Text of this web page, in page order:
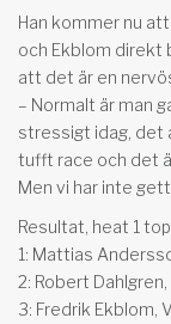
Han kommer nu
och Ekblom direkt
att det är en
– Normalt är man
stressigt idag, det
tufft race och det
Men vi har inte
Resultat, heat 1
1: Mattias
2: Robert
3: Fredrik Ekblom,